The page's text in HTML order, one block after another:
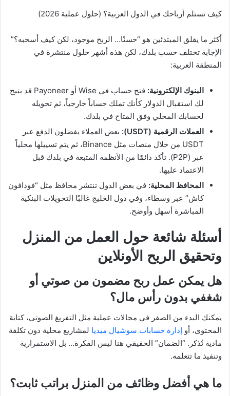
كيف تستلم أرباحك في الدول العربية؟ (حلول عملية 2026)
أكثر ما يقلق المبتدئين هو “حسنًا… الربح موجود، لكن كيف أسحبه؟”
الإجابة تختلف حسب بلدك، لكن هذه أشهر حلول منتشرة في
المنطقة العربية:
البنوك الإلكترونية:
فتح حساب في Wise أو Payoneer قد يتيح
لك استقبال الدولار كأنك تملك حساباً خارجياً، ثم تحويله
لحسابك المحلي وفق المتاح في بلدك.
العملات الرقمية (USDT):
بعض العملاء يفضلون الدفع عبر
USDT من خلال منصات مثل Binance، ثم يتم تسييلها محلياً
عبر (P2P). تأكد دائمًا من الأنظمة المتبعة في بلدك قبل
الاعتماد عليها.
المحافظ المحلية: في بعض الدول تنتشر محافظ مثل “فودافون
كاش” عبر وسطاء، وفي دول الخليج غالبًا التحويلات البنكية
المباشرة أسهل وأوضح.
أسئلة شائعة حول العمل من المنزل
وتحقيق الربح الأونلاين
هل يمكن عمل ربح مضمون من صوتي أو
شغفي بدون رأس مال؟
يمكنك البدء من الصفر في مجالات عملية مثل التفريغ الصوتي، كتابة
المحتوى، أو إدارة حسابات سوشيال ميديا لمشاريع محلية دون تكلفة
مادية تُذكر. “الضمان” الحقيقي هنا ليس الفكرة… بل الاستمرارية
وتنفيذ ما تتعلمه.
ما هي أفضل وظائف من المنزل براتب ثابت؟